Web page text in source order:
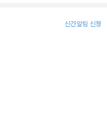
신간알림 신청